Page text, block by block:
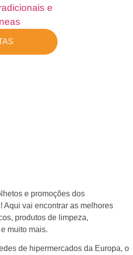
e
e promoções dos
Aqui vai encontrar as melhores
produtos de limpeza,
muito mais.
de hipermercados da Europa, o